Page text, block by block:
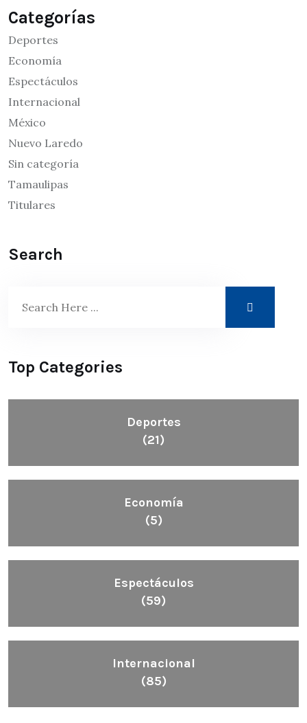
Categorías
Deportes
Economía
Espectáculos
Internacional
México
Nuevo Laredo
Sin categoría
Tamaulipas
Titulares
Search
Top Categories
Deportes
(21)
Economía
(5)
Espectáculos
(59)
Internacional
(85)